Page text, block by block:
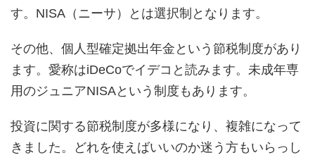
す。NISA（ニーサ）とは選択制となります。
その他、個人型確定拠出年金という節税制度があり
ます。愛称はiDeCoでイデコと読みます。未成年専
用のジュニアNISAという制度もあります。
投資に関する節税制度が多様になり、複雑になって
きました。どれを使えばいいのか迷う方もいらっし